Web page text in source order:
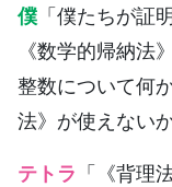
僕 「僕たちが証
《数学的帰納法
整数について何
法》が使えない
テトラ 「《背理